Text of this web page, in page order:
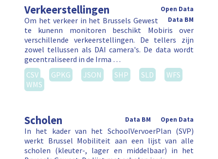
Verkeerstellingen
Open Data
Data BM
Om het verkeer in het Brussels Gewest
te kunenn monitoren beschikt Mobiris over
verschillende verkeerstellingen. De tellers zijn
zowel tellussen als DAI camera's. De data wordt
gecentraliseerd in de Irma …
CSV
GPKG JSON SHP SLD
WFS
WMS
Scholen Open Data
Data BM
In het kader van het SchoolVervoerPlan (SVP)
werkt Brussel Mobiliteit aan een lijst van alle
scholen (kleuter-, lager en middelbaar) in het